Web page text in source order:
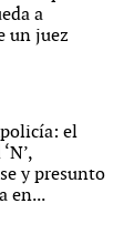
a
un juez
el
y presunto
en...